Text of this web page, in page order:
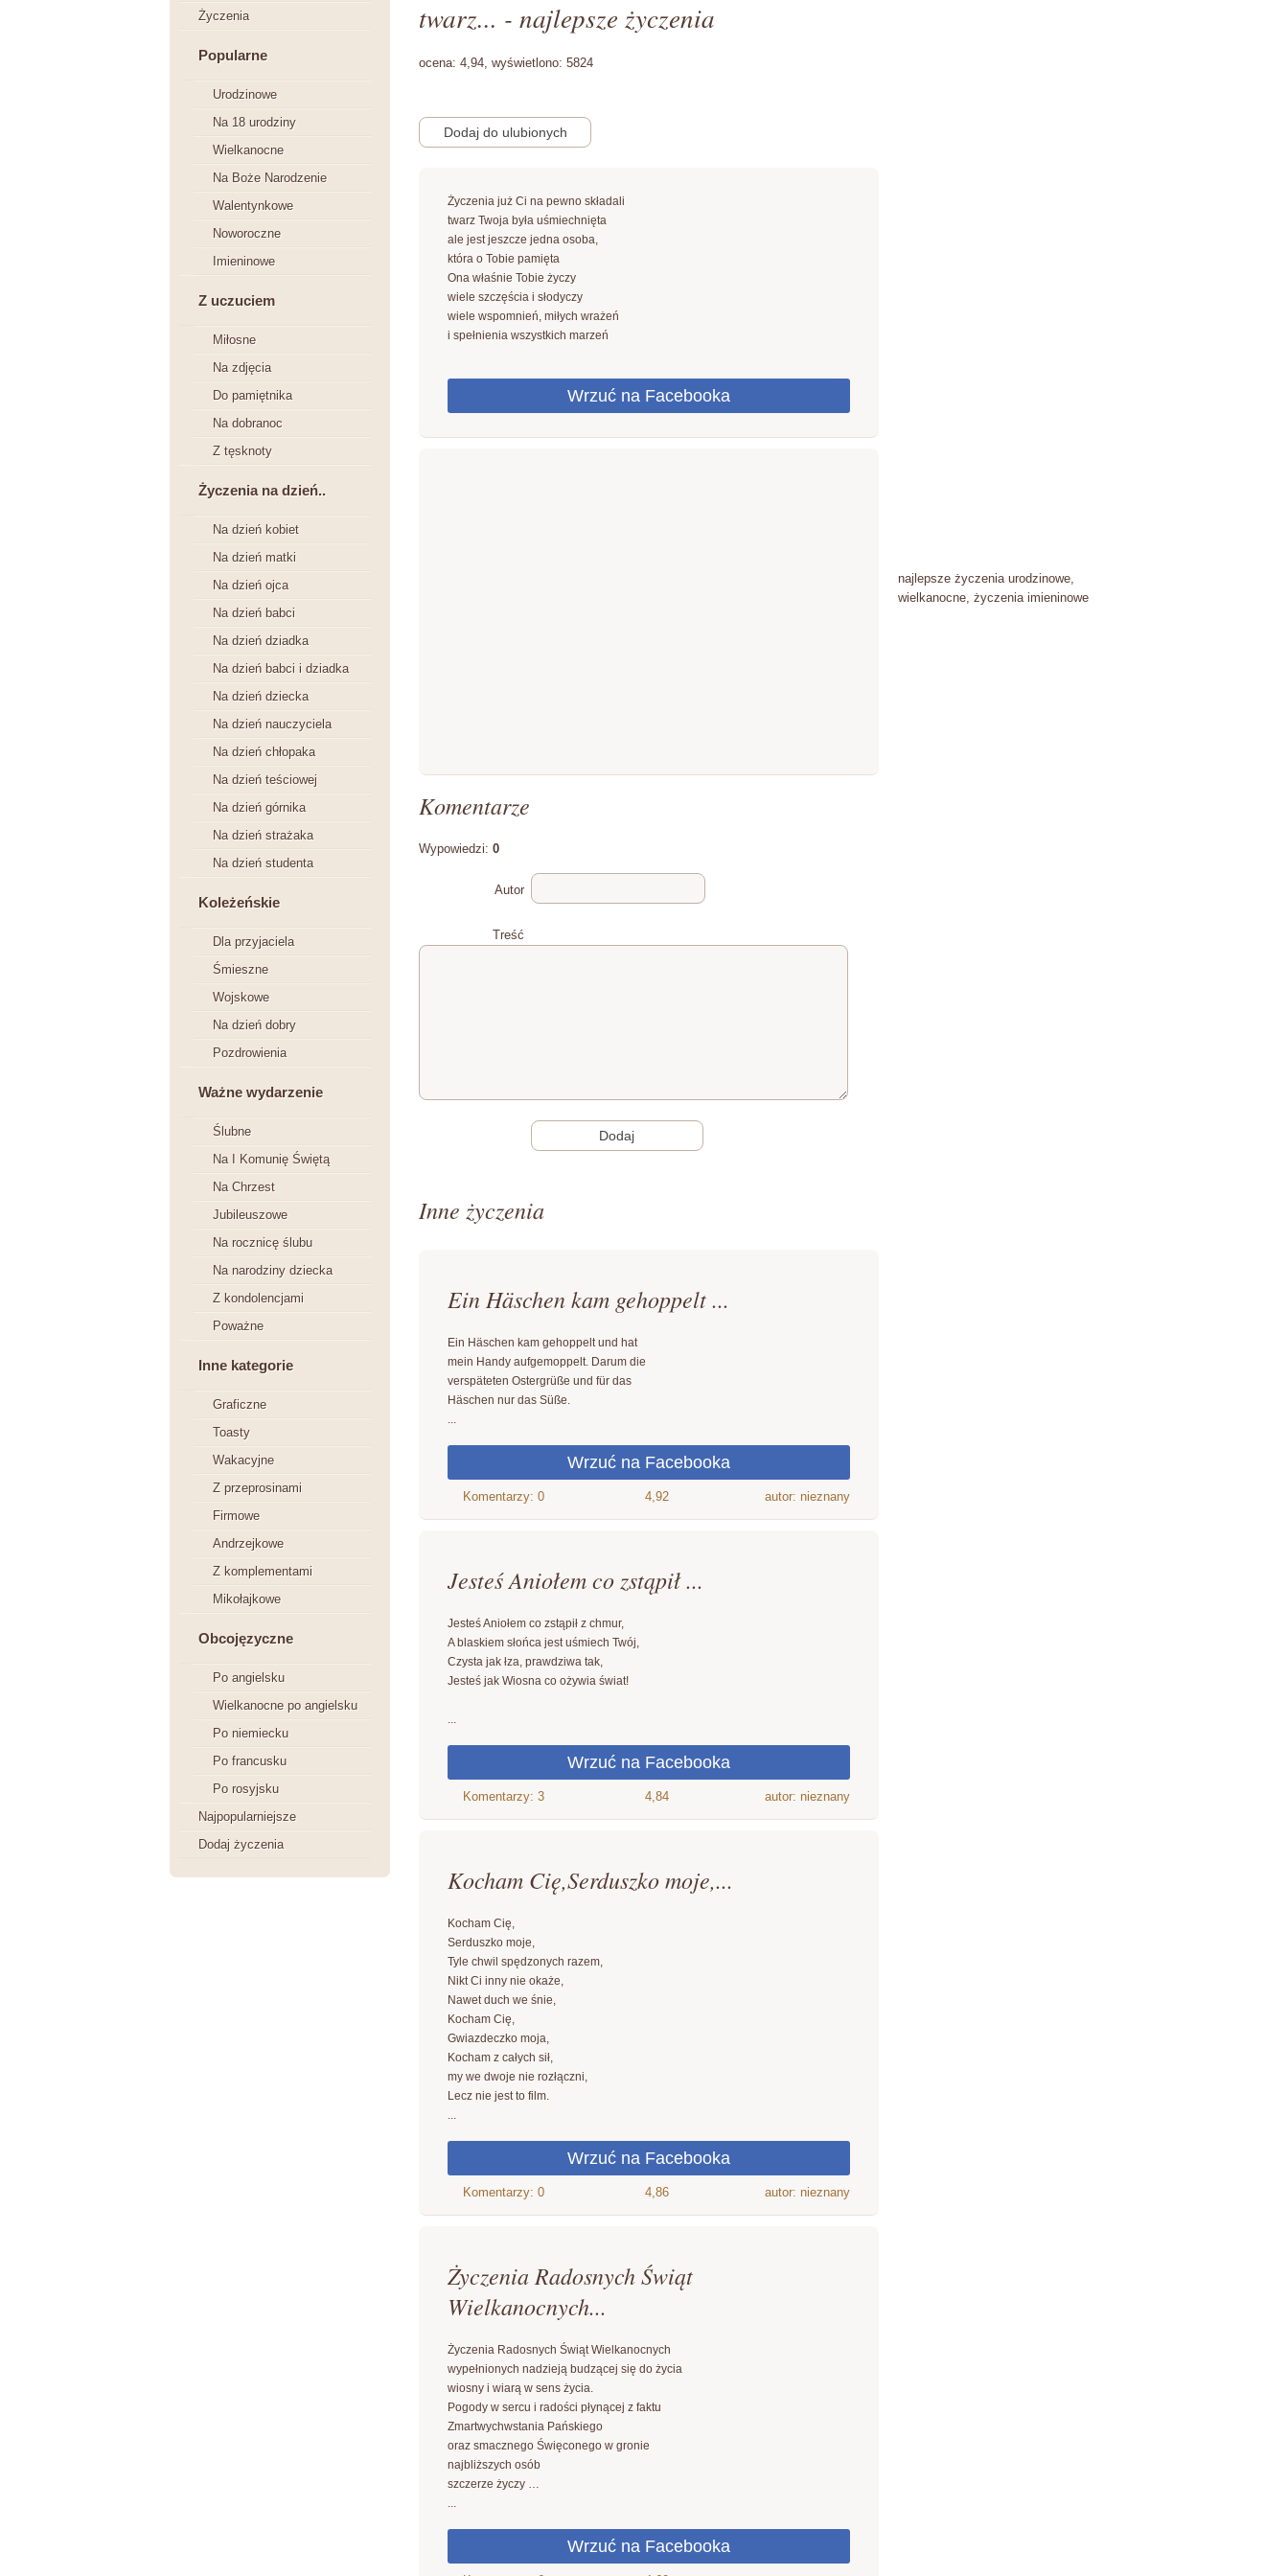
Życzenia
Popularne
Urodzinowe
Na 18 urodziny
Wielkanocne
Na Boże Narodzenie
Walentynkowe
Noworoczne
Imieninowe
Z uczuciem
Miłosne
Na zdjęcia
Do pamiętnika
Na dobranoc
Z tęsknoty
Życzenia na dzień..
Na dzień kobiet
Na dzień matki
Na dzień ojca
Na dzień babci
Na dzień dziadka
Na dzień babci i dziadka
Na dzień dziecka
Na dzień nauczyciela
Na dzień chłopaka
Na dzień teściowej
Na dzień górnika
Na dzień strażaka
Na dzień studenta
Koleżeńskie
Dla przyjaciela
Śmieszne
Wojskowe
Na dzień dobry
Pozdrowienia
Ważne wydarzenie
Ślubne
Na I Komunię Świętą
Na Chrzest
Jubileuszowe
Na rocznicę ślubu
Na narodziny dziecka
Z kondolencjami
Poważne
Inne kategorie
Graficzne
Toasty
Wakacyjne
Z przeprosinami
Firmowe
Andrzejkowe
Z komplementami
Mikołajkowe
Obcojęzyczne
Po angielsku
Wielkanocne po angielsku
Po niemiecku
Po francusku
Po rosyjsku
Najpopularniejsze
Dodaj życzenia
twarz... - najlepsze życzenia
ocena: 4,94, wyświetlono: 5824
Życzenia już Ci na pewno składali
twarz Twoja była uśmiechnięta
ale jest jeszcze jedna osoba,
która o Tobie pamięta
Ona właśnie Tobie życzy
wiele szczęścia i słodyczy
wiele wspomnień, miłych wrażeń
i spełnienia wszystkich marzeń
Komentarze
Wypowiedzi: 0
Autor
Treść
Inne życzenia
Ein Häschen kam gehoppelt ...
Ein Häschen kam gehoppelt und hat
mein Handy aufgemoppelt. Darum die
verspäteten Ostergrüße und für das
Häschen nur das Süße.
...
4,92 autor: nieznany
Jesteś Aniołem co zstąpił ...
Jesteś Aniołem co zstąpił z chmur,
A blaskiem słońca jest uśmiech Twój,
Czysta jak łza, prawdziwa tak,
Jesteś jak Wiosna co ożywia świat!
...
4,84 autor: nieznany
Kocham Cię,Serduszko moje,...
Kocham Cię,
Serduszko moje,
Tyle chwil spędzonych razem,
Nikt Ci inny nie okaże,
Nawet duch we śnie,
Kocham Cię,
Gwiazdeczko moja,
Kocham z całych sił,
my we dwoje nie rozłączni,
Lecz nie jest to film.
...
4,86 autor: nieznany
Życzenia Radosnych Świąt
Wielkanocnych...
Życzenia Radosnych Świąt Wielkanocnych
wypełnionych nadzieją budzącej się do życia
wiosny i wiarą w sens życia.
Pogody w sercu i radości płynącej z faktu
Zmartwychwstania Pańskiego
oraz smacznego Święconego w gronie
najbliższych osób
szczerze życzy …
...
najlepsze życzenia urodzinowe,
wielkanocne, życzenia imieninowe